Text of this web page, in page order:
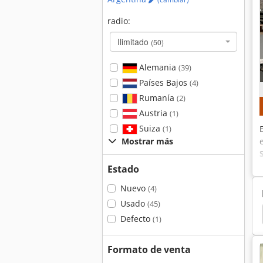
radio:
Ilimitado (50)
Alemania (39)
Países Bajos (4)
Rumanía (2)
Austria (1)
Suiza (1)
Mostrar más
Estado
Nuevo (4)
Usado (45)
Defecto (1)
Formato de venta
5 Ejes Mecanizado De 5 Ejes